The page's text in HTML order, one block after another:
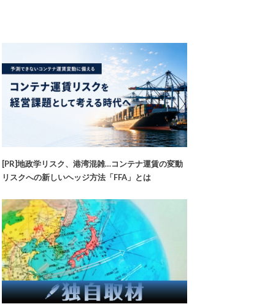
[PR]地政学リスク、港湾混雑…コンテナ運賃の変動
リスクへの新しいヘッジ方法「FFA」とは